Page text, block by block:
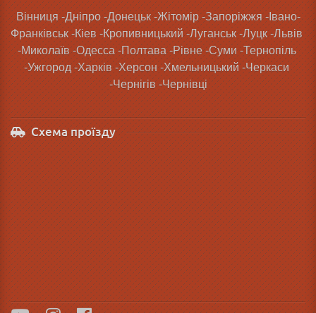
Вінниця -Дніпро -Донецьк -Жітомір -Запоріжжя -Івано-
Франківськ -Кіев -Кропивницький -Луганськ -Луцк -Львів
-Миколаїв -Одесса -Полтава -Рівне -Суми -Тернопіль
-Ужгород -Харків -Херсон -Хмельницький -Черкаси
-Чернігів -Чернівці
Схема проїзду